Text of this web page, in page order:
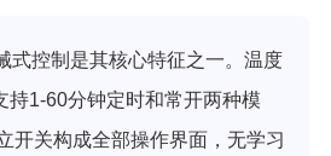
式控制是其核心特征之一。温度
持1-60分钟定时和常开两种模
开关构成全部操作界面，无学习